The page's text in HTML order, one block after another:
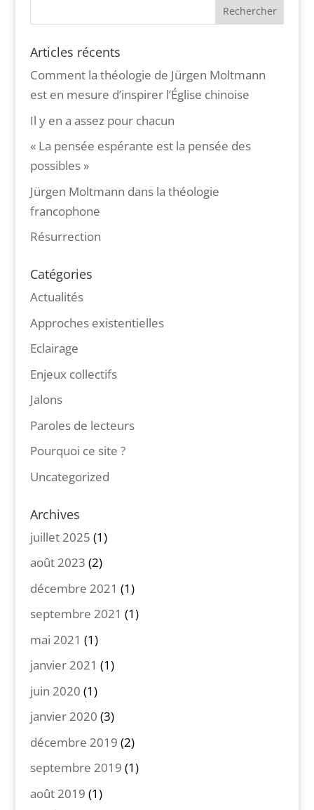
Articles récents
Comment la théologie de Jürgen Moltmann
est en mesure d’inspirer l’Église chinoise
Il y en a assez pour chacun
« La pensée espérante est la pensée des
possibles »
Jürgen Moltmann dans la théologie
francophone
Résurrection
Catégories
Actualités
Approches existentielles
Eclairage
Enjeux collectifs
Jalons
Paroles de lecteurs
Pourquoi ce site ?
Uncategorized
Archives
juillet 2025 (1)
août 2023 (2)
décembre 2021 (1)
septembre 2021 (1)
mai 2021 (1)
janvier 2021 (1)
juin 2020 (1)
janvier 2020 (3)
décembre 2019 (2)
septembre 2019 (1)
août 2019 (1)